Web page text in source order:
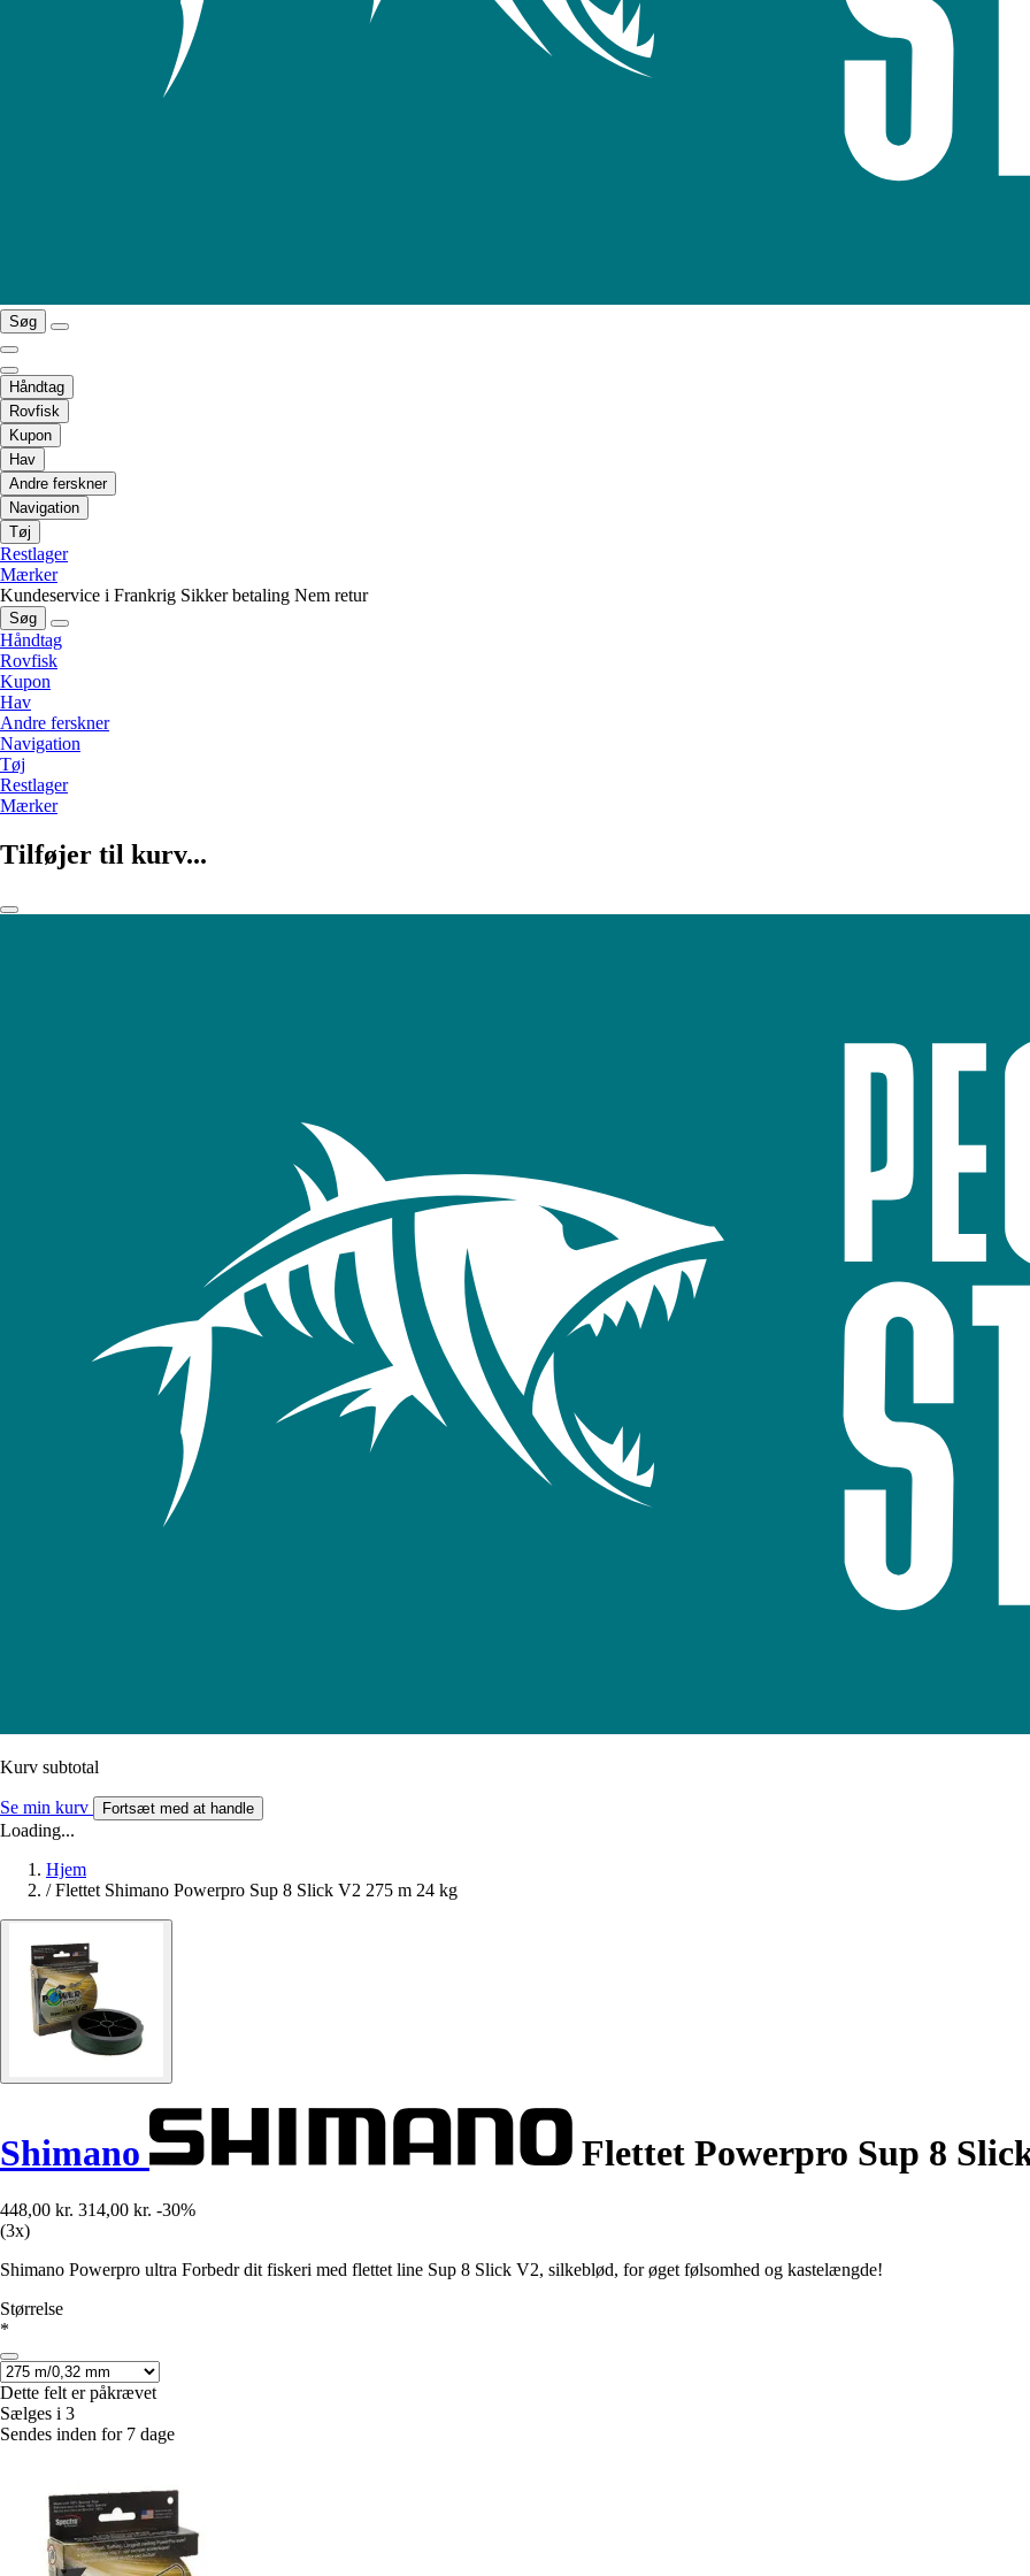
Søg
Håndtag
Rovfisk
Kupon
Hav
Andre ferskner
Navigation
Tøj
Restlager
Mærker
Kundeservice i Frankrig Sikker betaling Nem retur
Søg
Håndtag
Rovfisk
Kupon
Hav
Andre ferskner
Navigation
Tøj
Restlager
Mærker
Tilføjer til kurv...
Kurv subtotal
Se min kurv Fortsæt med at handle
Loading...
Hjem
/ Flettet Shimano Powerpro Sup 8 Slick V2 275 m 24 kg
Shimano Flettet Powerpro Sup 8
448,00 kr. 314,00 kr. -30%
(3x)
Shimano Powerpro ultra Forbedr dit fiskeri med flettet line Sup 8 Slick V2, silkeblød, for øget følsomhed og kastelængde!
Størrelse
*
Dette felt er påkrævet
Sælges i 3
Sendes inden for 7 dage